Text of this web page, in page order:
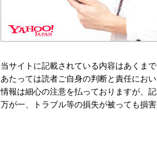
当サイトに記載されている内容はあくま
あたっては読者ご自身の判断と責任にお
情報は細心の注意を払っておりますが、
万が一、トラブル等の損失が被っても損